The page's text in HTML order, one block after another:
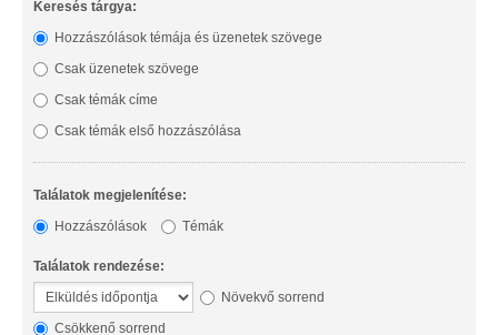
Keresés tárgya:
Hozzászólások témája és üzenetek szövege
Csak üzenetek szövege
Csak témák címe
Csak témák első hozzászólása
Találatok megjelenítése:
Hozzászólások
Témák
Találatok rendezése:
Növekvő sorrend
Csökkenő sorrend